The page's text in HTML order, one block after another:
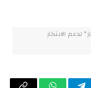
لدعم الابتكار